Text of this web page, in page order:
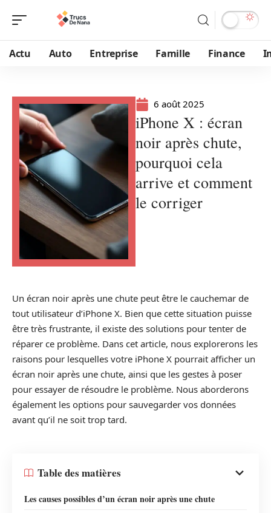
Actu Auto Entreprise Famille Finance
6 août 2025
iPhone X : écran
noir après chute,
pourquoi cela
arrive et comment
le corriger
Un écran noir après une chute peut être le cauchemar de
tout utilisateur d’iPhone X. Bien que cette situation puisse
être très frustrante, il existe des solutions pour tenter de
réparer ce problème. Dans cet article, nous explorerons les
raisons pour lesquelles votre iPhone X pourrait afficher un
écran noir après une chute, ainsi que les gestes à poser
pour essayer de résoudre le problème. Nous aborderons
également les options pour sauvegarder vos données
avant qu’il ne soit trop tard.
Table des matières
Les causes possibles d’un écran noir après une chute